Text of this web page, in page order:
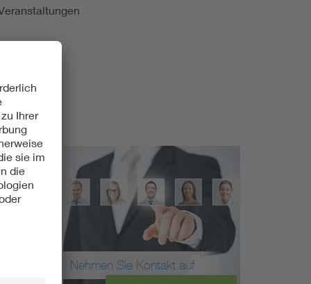
Nehmen Sie Kontakt auf